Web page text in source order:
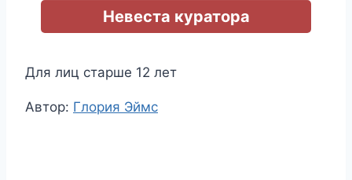
Невеста куратора
Для лиц старше 12 лет
Метки
Автор: Глория Эймс